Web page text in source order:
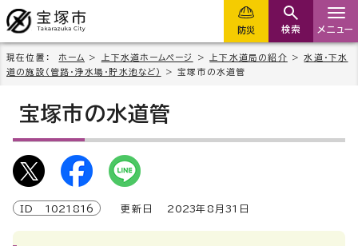
防災 検索 メニュー
現在位置： ホーム > 上下水道ホームページ > 上下水道局の紹介 >水道・下水
道の施設（管路・浄水場・貯水池など）
> 宝塚市の水道管
宝塚市の水道管
ID 1021816 更新日 2023年8月 31 日